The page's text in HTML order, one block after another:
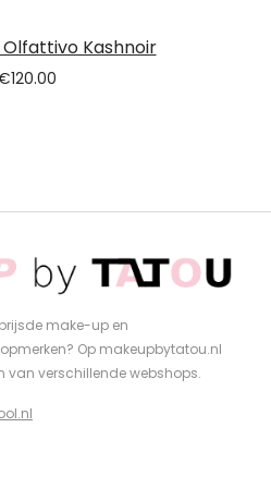
Kashnoir
120.00
make-up en
Op makeupbytatou.nl
van verschillende webshops.